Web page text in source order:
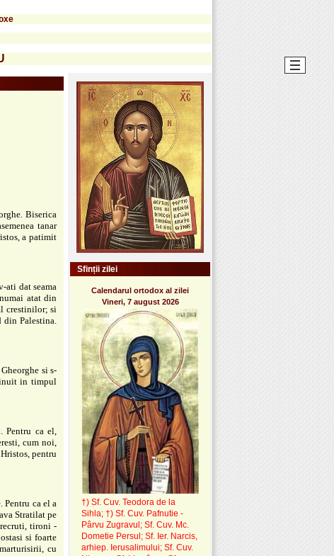
Biserica
tanar
a patimit
ati dat seama
atat din
crestinilor; si
Palestina.
si s-
in timpul
Pentru ca el,
cum noi,
pentru
Pentru ca el a
Stratilat pe
tironi -
si foarte
cu
Sfinții zilei
Calendarul ortodox al zilei
Vineri, 7 august 2026
†) Sf. Cuv. Teodora de la
Sihla; †) Sf. Cuv. Pafnutie -
Pârvu Zugravul ; Sf. Cuv. Mc.
Dometie Persul; Sf. Ier. Narcis,
arhiep. Ierusalimului; Sf. Cuv.